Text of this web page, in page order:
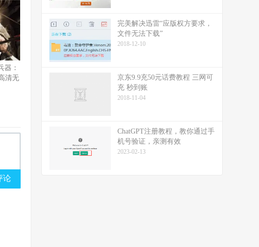
器：
清无
论
完美解决迅雷“应版权方要求，
文件无法下载”
2018-12-10
京东9.9充50元话费教程 三网可
充 秒到账
2018-11-04
ChatGPT注册教程，教你通过手
机号验证，亲测有效
2023-02-13